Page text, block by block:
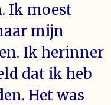
Ik moest
mijn
Ik herinner
dat ik heb
Het was